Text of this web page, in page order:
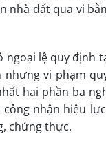
nhà đất qua vi
ngoại lệ quy định
nhưng vi phạm
hai phần ba
nhận hiệu
chứng thực.